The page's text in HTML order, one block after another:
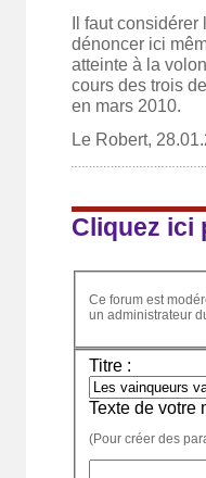
Il faut considérer
dénoncer ici
atteinte à la
cours des trois
en mars 2010.
Le Robert,
Cliquez ici
Ce forum est
un administrateur
Titre :
Texte de votre
(Pour créer des